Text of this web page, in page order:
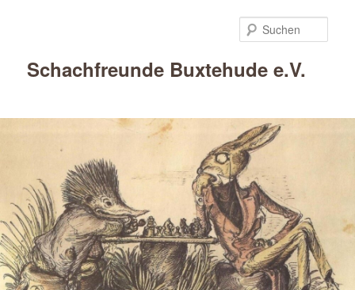
Schachfreunde Buxtehude e.V.